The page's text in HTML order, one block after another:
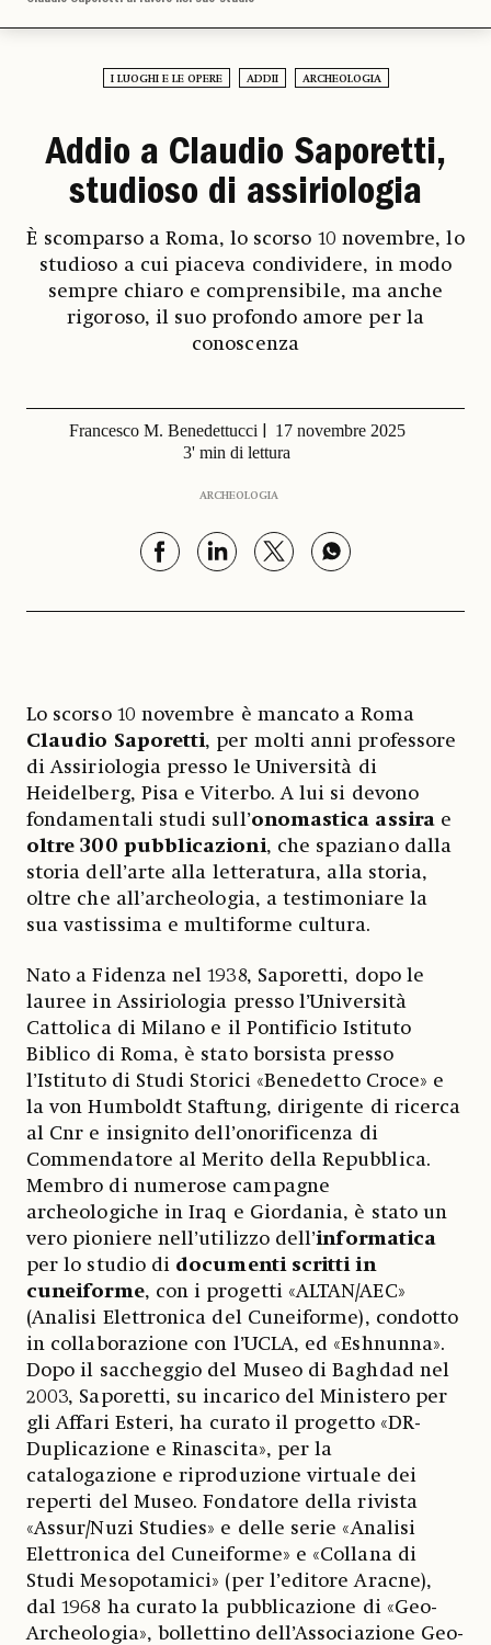
I LUOGHI E LE OPERE ADDII ARCHEOLOGIA
Addio a Claudio Saporetti,
studioso di assiriologia
È scomparso a Roma, lo scorso 10 novembre, lo
studioso a cui piaceva condividere, in modo
sempre chiaro e comprensibile, ma anche
rigoroso, il suo profondo amore per la
conoscenza
Francesco M. Benedettucci
17 novembre 2025
3' min di lettura
ARCHEOLOGIA
Lo scorso 10 novembre è mancato a Roma
Claudio Saporetti, per molti anni professore
di Assiriologia presso le Università di
Heidelberg, Pisa e Viterbo. A lui si devono
fondamentali studi sull’onomastica assirae
oltre 300 pubblicazioni, che spaziano dalla
storia dell’arte alla letteratura, alla storia,
oltre che all’archeologia, a testimoniare la
sua vastissima e multiforme cultura.
Nato a Fidenza nel 1938, Saporetti, dopo le
lauree in Assiriologia presso l’Università
Cattolica di Milano e il Pontificio Istituto
Biblico di Roma, è stato borsista presso
l’Istituto di Studi Storici «Benedetto Croce» e
la von Humboldt Staftung, dirigente di ricerca
al Cnr e insignito dell’onorificenza di
Commendatore al Merito della Repubblica.
Membro di numerose campagne
archeologiche in Iraq e Giordania, è stato un
vero pioniere nell’utilizzo dell’informatica
per lo studio di documenti scritti in
cuneiforme, con i progetti «ALTAN/AEC»
(Analisi Elettronica del Cuneiforme), condotto
in collaborazione con l’UCLA, ed «Eshnunna».
Dopo il saccheggio del Museo di Baghdad nel
2003, Saporetti, su incarico del Ministero per
gli Affari Esteri, ha curato il progetto «DR-
Duplicazione e Rinascita», per la
catalogazione e riproduzione virtuale dei
reperti del Museo. Fondatore della rivista
«Assur/Nuzi Studies» e delle serie «Analisi
Elettronica del Cuneiforme» e «Collana di
Studi Mesopotamici» (per l’editore Aracne),
dal 1968 ha curato la pubblicazione di «Geo-
Archeologia», bollettino dell’Associazione Geo-